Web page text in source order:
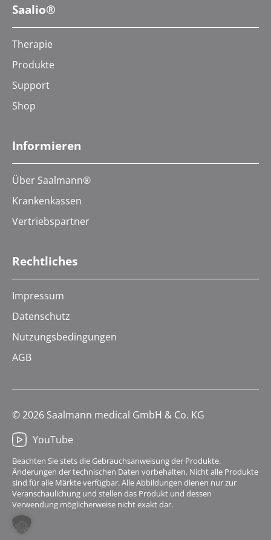
Saalio®
Therapie
Produkte
Support
Shop
Informieren
Über Saalmann®
Krankenkassen
Vertriebspartner
Rechtliches
Impressum
Datenschutz
Nutzungsbedingungen
AGB
© 2026 Saalmann medical GmbH & Co. KG
YouTube
Beachten Sie stets die Gebrauchsanweisung der Produkte.
Änderungen der technischen Daten vorbehalten. Nicht alle Produkte
sind für alle Märkte verfügbar. Alle Abbildungen dienen nur zur
Veranschaulichung und stellen das Produkt und dessen
Verwendung möglicherweise nicht exakt dar.